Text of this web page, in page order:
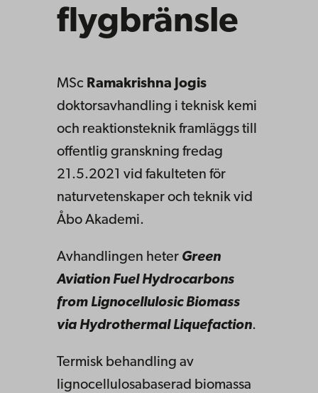
flygbränsle
MSc Ramakrishna Jogis
doktorsavhandling i teknisk kemi
och reaktionsteknik framläggs till
offentlig granskning fredag
21.5.2021 vid fakulteten för
naturvetenskaper och teknik vid
Åbo Akademi.
Avhandlingen heter Green
Aviation Fuel Hydrocarbons
from Lignocellulosic Biomass
via Hydrothermal Liquefaction.
Termisk behandling av
lignocellulosabaserad biomassa